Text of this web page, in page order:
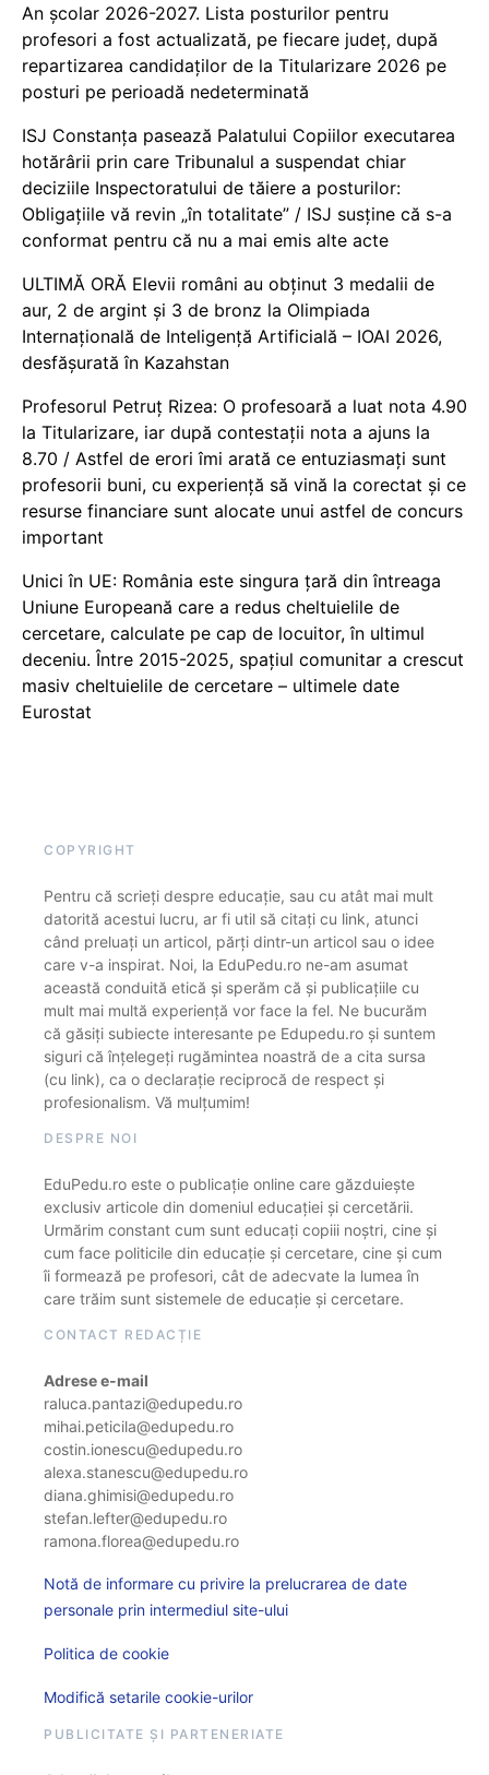
An școlar 2026-2027. Lista posturilor pentru
profesori a fost actualizată, pe fiecare județ, după
repartizarea candidaților de la Titularizare 2026 pe
posturi pe perioadă nedeterminată
ISJ Constanța pasează Palatului Copiilor executarea
hotărârii prin care Tribunalul a suspendat chiar
deciziile Inspectoratului de tăiere a posturilor:
Obligațiile vă revin „în totalitate” / ISJ susține că s-a
conformat pentru că nu a mai emis alte acte
ULTIMĂ ORĂ Elevii români au obținut 3 medalii de
aur, 2 de argint și 3 de bronz la Olimpiada
Internațională de Inteligență Artificială – IOAI 2026,
desfășurată în Kazahstan
Profesorul Petruț Rizea: O profesoară a luat nota 4.90
la Titularizare, iar după contestații nota a ajuns la
8.70 / Astfel de erori îmi arată ce entuziasmați sunt
profesorii buni, cu experiență să vină la corectat și ce
resurse financiare sunt alocate unui astfel de concurs
important
Unici în UE: România este singura țară din întreaga
Uniune Europeană care a redus cheltuielile de
cercetare, calculate pe cap de locuitor, în ultimul
deceniu. Între 2015-2025, spațiul comunitar a crescut
masiv cheltuielile de cercetare – ultimele date
Eurostat
COPYRIGHT
Pentru că scrieți despre educație, sau cu atât mai mult
datorită acestui lucru, ar fi util să citați cu link, atunci
când preluați un articol, părți dintr-un articol sau o idee
care v-a inspirat. Noi, la EduPedu.ro ne-am asumat
această conduită etică și sperăm că și publicațiile cu
mult mai multă experiență vor face la fel. Ne bucurăm
că găsiți subiecte interesante pe Edupedu.ro și suntem
siguri că înțelegeți rugămintea noastră de a cita sursa
(cu link), ca o declarație reciprocă de respect și
profesionalism. Vă mulțumim!
DESPRE NOI
EduPedu.ro este o publicație online care găzduiește
exclusiv articole din domeniul educației și cercetării.
Urmărim constant cum sunt educați copiii noștri, cine și
cum face politicile din educație și cercetare, cine și cum
îi formează pe profesori, cât de adecvate la lumea în
care trăim sunt sistemele de educație și cercetare.
CONTACT REDACȚIE
Adrese e-mail
raluca.pantazi@edupedu.ro
mihai.peticila@edupedu.ro
costin.ionescu@edupedu.ro
alexa.stanescu@edupedu.ro
diana.ghimisi@edupedu.ro
stefan.lefter@edupedu.ro
ramona.florea@edupedu.ro
Notă de informare cu privire la prelucrarea de date
personale prin intermediul site-ului
Politica de cookie
Modifică setarile cookie-urilor
PUBLICITATE ȘI PARTENERIATE